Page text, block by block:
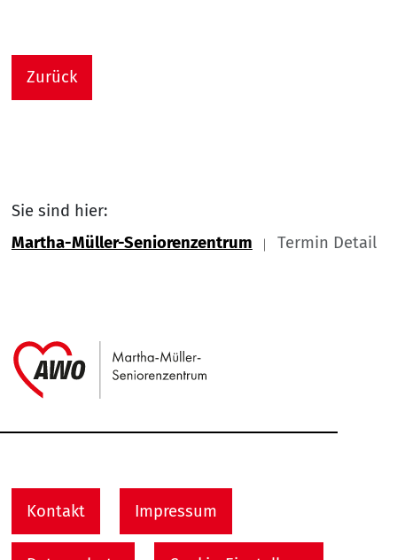
Zurück
Sie sind hier:
Martha-Müller-Seniorenzentrum
Termin Detail
Kontakt Impressum